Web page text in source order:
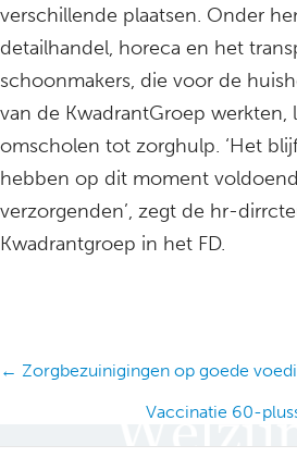
verschillende plaatsen. Onder
detailhandel, horeca en het
schoonmakers, die voor de
van de KwadrantGroep werkten,
omscholen tot zorghulp. ‘Het
hebben op dit moment
verzorgenden’, zegt de hr-
Kwadrantgroep in het FD.
Posts
← Zorgbezuinigingen op goede
Vaccinatie 60-